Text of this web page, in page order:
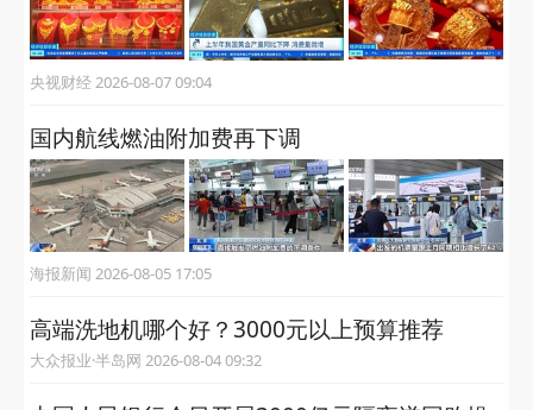
央视财经 2026-08-07 09:04
国内航线燃油附加费再下调
海报新闻 2026-08-05 17:05
高端洗地机哪个好？3000元以上预算推荐
大众报业·半岛网 2026-08-04 09:32